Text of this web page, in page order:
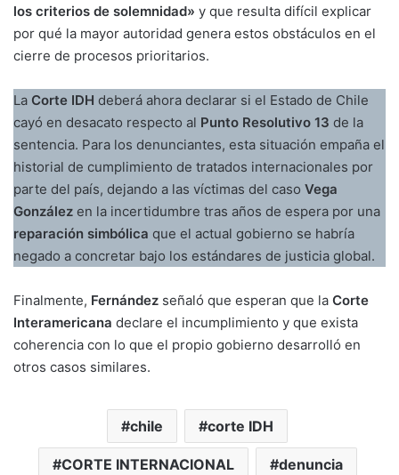
los criterios de solemnidad» y que resulta difícil explicar
por qué la mayor autoridad genera estos obstáculos en el
cierre de procesos prioritarios.
La Corte IDH deberá ahora declarar si el Estado de Chile
cayó en desacato respecto al Punto Resolutivo 13 de la
sentencia. Para los denunciantes, esta situación empaña el
historial de cumplimiento de tratados internacionales por
parte del país, dejando a las víctimas del caso Vega
González en la incertidumbre tras años de espera por una
reparación simbólica que el actual gobierno se habría
negado a concretar bajo los estándares de justicia global.
Finalmente, Fernández señaló que esperan que la Corte
Interamericana declare el incumplimiento y que exista
coherencia con lo que el propio gobierno desarrolló en
otros casos similares.
chile corte IDH
CORTE INTERNACIONAL denuncia